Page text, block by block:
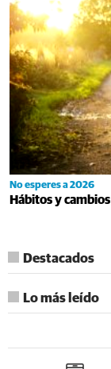
No esperes a 2026
Hábitos y
Destacados
Lo más leído